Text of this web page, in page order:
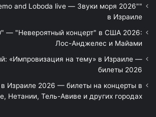
and Loboda live — Звуки моря 2026"
в Израиле
— "Невероятный концерт" в США 2026:
Лос-Анджелес и Майами
«Импровизация на тему» в Израиле —
билеты 2026
Израиле 2026 — билеты на концерты в
Нетании, Тель-Авиве и других городах